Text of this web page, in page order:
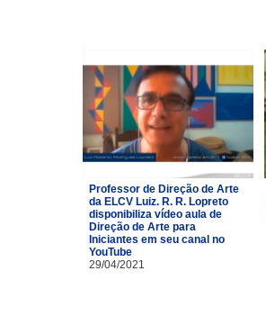
Professor de Direção de Arte
da ELCV Luiz. R. R. Lopreto
disponibiliza vídeo aula de
Direção de Arte para
Iniciantes em seu canal no
YouTube
29/04/2021